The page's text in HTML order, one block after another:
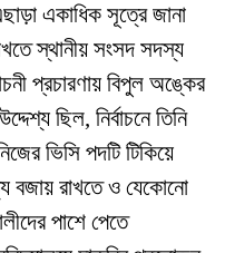
একাধিক সূত্রে জানা
স্থানীয় সংসদ সদস্য
প্রচারণায় বিপুল অঙ্কের
ছিল, নির্বাচনে তিনি
ভিসি পদটি টিকিয়ে
বজায় রাখতে ও যেকোনো
পাশে পেতে